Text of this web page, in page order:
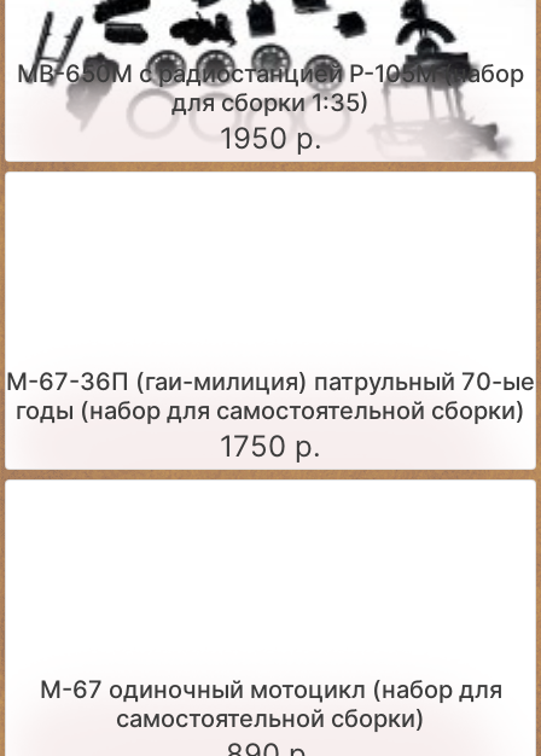
МВ-650М с радиостанцией Р-105М (набор
для сборки 1:35)
1950 р.
М-67-36П (гаи-милиция) патрульный 70-ые
годы (набор для самостоятельной сборки)
1750 р.
М-67 одиночный мотоцикл (набор для
самостоятельной сборки)